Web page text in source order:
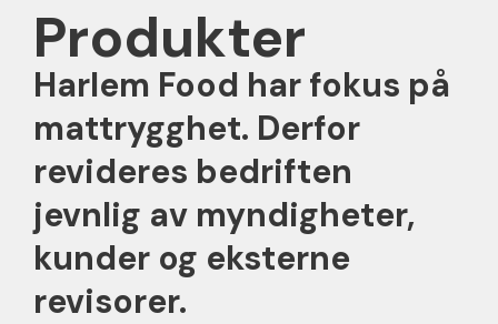
Produkter
Harlem Food har fokus på
mattrygghet. Derfor
revideres bedriften
jevnlig av myndigheter,
kunder og eksterne
revisorer.